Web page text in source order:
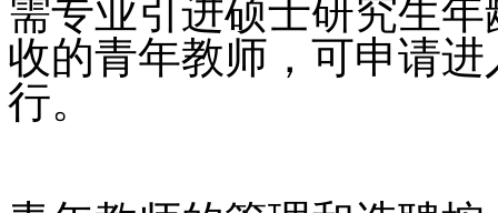
需专业引进硕士研究生
收的青年教师，可申请
行。